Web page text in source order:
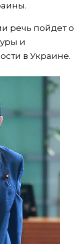
речь пойдет о
и
в Украине.